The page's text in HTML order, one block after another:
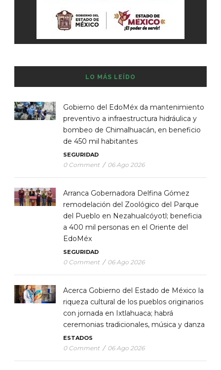
LO MÁS LEÍDO
Gobierno del EdoMéx da mantenimiento
preventivo a infraestructura hidráulica y
bombeo de Chimalhuacán, en beneficio
de 450 mil habitantes
SEGURIDAD
0 Comment / 06 Ago 2026
Arranca Gobernadora Delfina Gómez
remodelación del Zoológico del Parque
del Pueblo en Nezahualcóyotl; beneficia
a 400 mil personas en el Oriente del
EdoMéx
SEGURIDAD
0 Comment / 06 Ago 2026
Acerca Gobierno del Estado de México la
riqueza cultural de los pueblos originarios
con jornada en Ixtlahuaca; habrá
ceremonias tradicionales, música y danza
ESTADOS
0 Comment / 06 Ago 2026